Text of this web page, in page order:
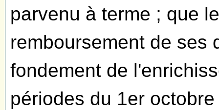
parvenu à terme ; que
remboursement de ses
fondement de
périodes du 1er